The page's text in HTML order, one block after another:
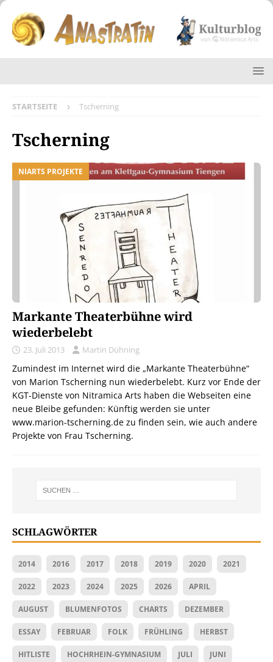
STARTSEITE Tscherning
Tscherning
NIARTS PROJEKTE
Markante Theaterbühne wird
wiederbelebt
23. Juli 2013 Martin Dühning
Zumindest im Internet wird die „Markante Theaterbühne“
von Marion Tscherning nun wiederbelebt. Kurz vor Ende der
KGT-Dienste von Nitramica Arts haben die Webseiten eine
neue Bleibe gefunden: Künftig werden sie unter
www.marion-tscherning.de zu finden sein, wie auch andere
Projekte von Frau Tscherning.
SCHLAGWÖRTER
2014 2016 2017 2018 2019 2020 2021
2022 2023 2024 2025 2026 APRIL
AUGUST BLUMENFOTOS CHARTS DEZEMBER
ESSAY FEBRUAR FOLK FRÜHLING HERBST
HITLISTE HOCHRHEIN-GYMNASIUM JULI JUNI